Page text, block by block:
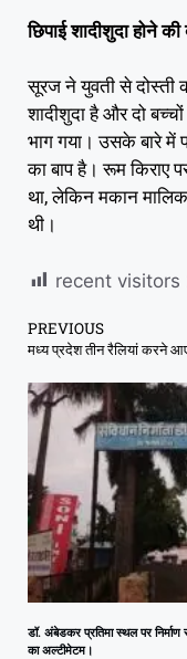
छिपाई शादीशुदा होने की
सूरज ने युवती से दोस्ती
शादीशुदा है और दो
भाग गया। उसके बारे में
का बाप है। रूम किराए
था, लेकिन मकान
थी।
recent visitors
PREVIOUS
डॉ. अंबेडकर प्रतिमा स्थल पर
का अल्टीमेटम।